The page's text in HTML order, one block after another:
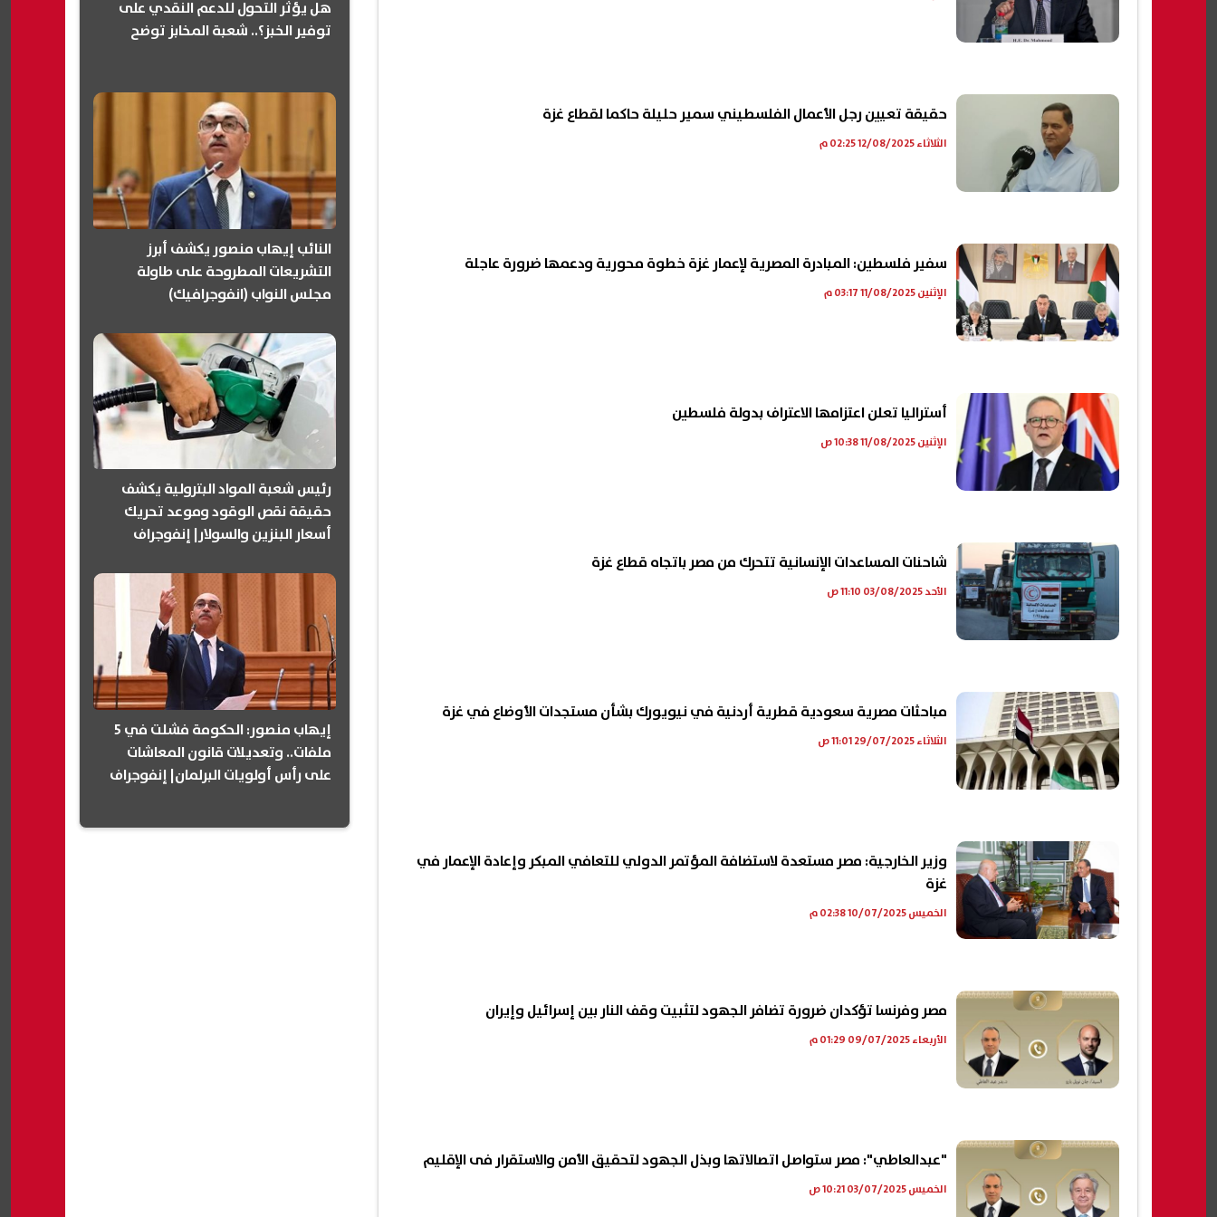
حقيقة تعيين رجل الأعمال الفلسطيني سمير حليلة حاكما لقطاع غزة
الثلاثاء 12/08/2025 02:25 م
سفير فلسطين: المبادرة المصرية لإعمار غزة خطوة محورية ودعمها ضرورة عاجلة
الإثنين 11/08/2025 03:17 م
أستراليا تعلن اعتزامها الاعتراف بدولة فلسطين
الإثنين 11/08/2025 10:38 ص
شاحنات المساعدات الإنسانية تتحرك من مصر باتجاه قطاع غزة
الأحد 03/08/2025 11:10 ص
مباحثات مصرية سعودية قطرية أردنية في نيويورك بشأن مستجدات الأوضاع في غزة
الثلاثاء 29/07/2025 11:01 ص
وزير الخارجية: مصر مستعدة لاستضافة المؤتمر الدولي للتعافي المبكر وإعادة الإعمار في
غزة
الخميس 10/07/2025 02:38 م
مصر وفرنسا تؤكدان ضرورة تضافر الجهود لتثبيت وقف النار بين إسرائيل وإيران
الأربعاء 09/07/2025 01:29 م
"عبدالعاطي": مصر ستواصل اتصالاتها وبذل الجهود لتحقيق الأمن والاستقرار فى الإقليم
الخميس 03/07/2025 10:21 ص
هل يؤثر التحول للدعم النقدي على
توفير الخبز؟.. شعبة المخابز توضح
النائب إيهاب منصور يكشف أبرز
التشريعات المطروحة على طاولة
مجلس النواب (انفوجرافيك)
رئيس شعبة المواد البترولية يكشف
حقيقة نقص الوقود وموعد تحريك
أسعار البنزين والسولار| إنفوجراف
إيهاب منصور: الحكومة فشلت في 5
ملفات.. وتعديلات قانون المعاشات
على رأس أولويات البرلمان| إنفوجراف